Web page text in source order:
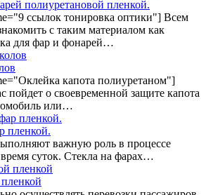
полиуретановой пленкой.
ссылок тонировка оптики"] Всем
с таким материалом как
для фар и фонарей…
капота полиуретаном"]
пойдет о своевременной защите капота
или…
пленкой.
важную роль в процессе
суток. Стекла на фарах…